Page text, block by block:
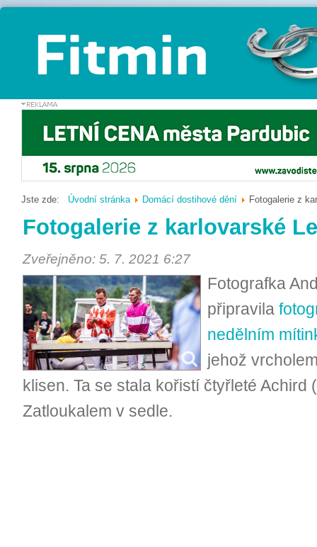
Jste zde: Úvodní stránka Domácí dostihové dění Fotogalerie z
Fotogalerie z karlovarské
Zveřejněno: 5. 7. 2021 6:27
Fotografka
připravila
nedělním
jehož
klisen. Ta se stala kořistí čtyřleté Achird
Zatloukalem v sedle.